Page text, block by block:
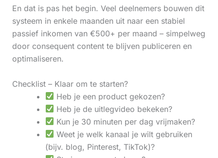
En dat is pas het begin. Veel deelnemers bouwen dit
systeem in enkele maanden uit naar een stabiel
passief inkomen van €500+ per maand – simpelweg
door consequent content te blijven publiceren en
optimaliseren.
Checklist – Klaar om te starten?
Heb je een product gekozen?
Heb je de uitlegvideo bekeken?
Kun je 30 minuten per dag vrijmaken?
Weet je welk kanaal je wilt gebruiken
(bijv. blog, Pinterest, TikTok)?